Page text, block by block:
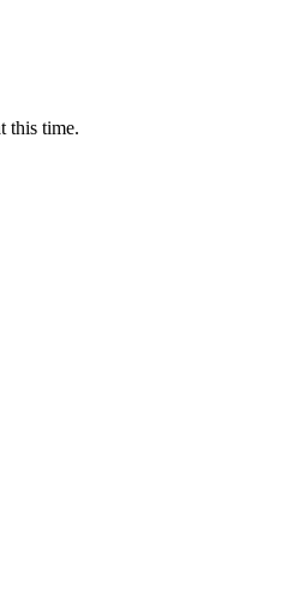
this time.